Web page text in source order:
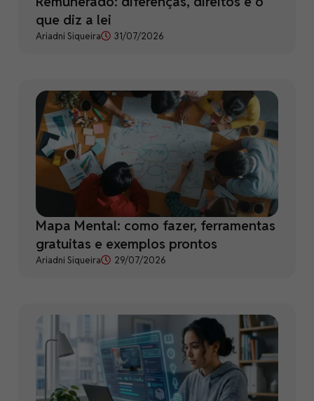
que diz a lei
Ariadni Siqueira 31/07/2026
Mapa Mental: como fazer, ferramentas
gratuitas e exemplos prontos
Ariadni Siqueira 29/07/2026